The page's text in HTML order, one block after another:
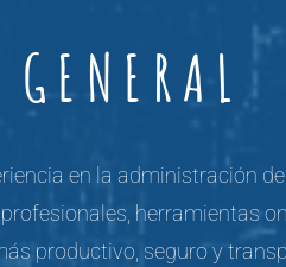
en la administración
herramientas
productivo, seguro y